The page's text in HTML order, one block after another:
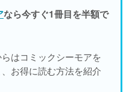
なら今すぐ1冊目を半額で
はコミックシーモアを
お得に読む方法を紹介